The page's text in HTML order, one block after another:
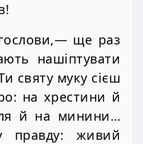
ще раз
нашіптувати
святу муку сієш
на хрестини й
й на минини…
правду: живий